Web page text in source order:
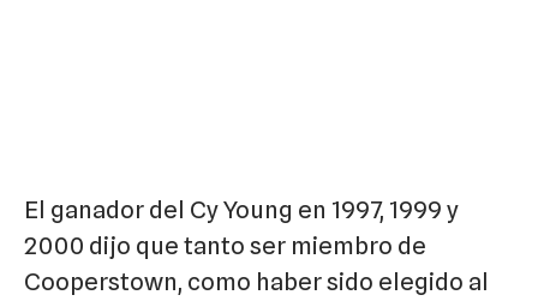
El ganador del Cy Young en 1997, 1999 y
2000 dijo que tanto ser miembro de
Cooperstown, como haber sido elegido al